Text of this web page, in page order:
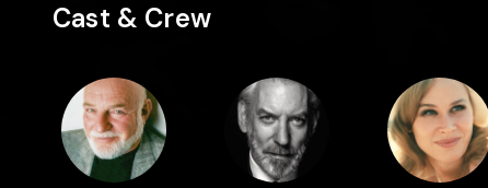
Cast & Crew